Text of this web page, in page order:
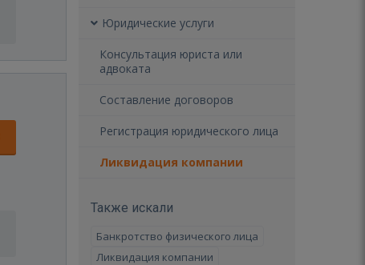
Юридические услуги
Консультация юриста или
адвоката
Составление договоров
Регистрация юридического лица
Ликвидация компании
Также искали
Банкротство физического лица
Ликвидация компании